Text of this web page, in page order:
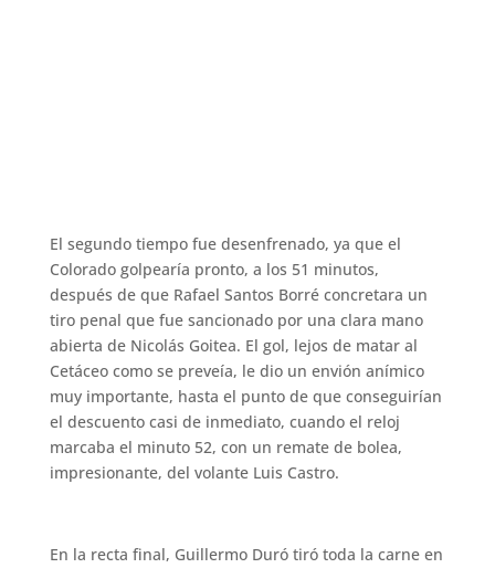
El segundo tiempo fue desenfrenado, ya que el
Colorado golpearía pronto, a los 51 minutos,
después de que Rafael Santos Borré concretara un
tiro penal que fue sancionado por una clara mano
abierta de Nicolás Goitea. El gol, lejos de matar al
Cetáceo como se preveía, le dio un envión anímico
muy importante, hasta el punto de que conseguirían
el descuento casi de inmediato, cuando el reloj
marcaba el minuto 52, con un remate de bolea,
impresionante, del volante Luis Castro.
En la recta final, Guillermo Duró tiró toda la carne en